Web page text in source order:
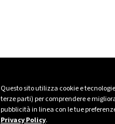
Questo sito utilizza cookie e
terze parti) per comprendere e
pubblicità in linea con le tue
Privacy Policy.